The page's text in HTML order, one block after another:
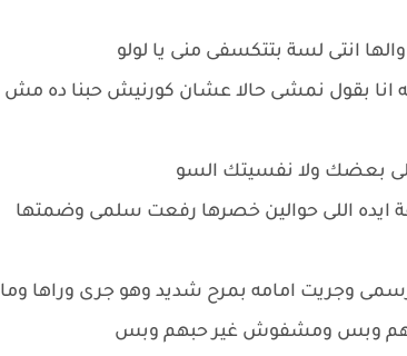
انتى لسة بتتكسفى منى يا لولو
انا بقول نمشى حالا عشان كورنيش حبنا ده مش
بعضك ولا نفسيتك السو
ايده اللى حوالين خصرها رفعت سلمى وضمتها
وجريت امامه بمرح شديد وهو جرى وراها وما
حبهم وبس ومشفوش غير حبهم وبس